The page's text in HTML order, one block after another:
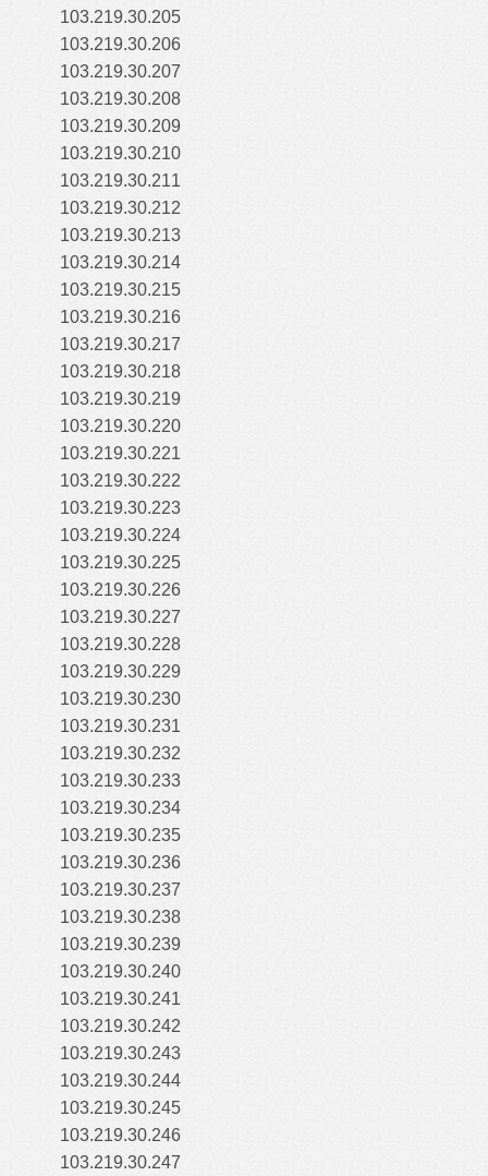
103.219.30.205
103.219.30.206
103.219.30.207
103.219.30.208
103.219.30.209
103.219.30.210
103.219.30.211
103.219.30.212
103.219.30.213
103.219.30.214
103.219.30.215
103.219.30.216
103.219.30.217
103.219.30.218
103.219.30.219
103.219.30.220
103.219.30.221
103.219.30.222
103.219.30.223
103.219.30.224
103.219.30.225
103.219.30.226
103.219.30.227
103.219.30.228
103.219.30.229
103.219.30.230
103.219.30.231
103.219.30.232
103.219.30.233
103.219.30.234
103.219.30.235
103.219.30.236
103.219.30.237
103.219.30.238
103.219.30.239
103.219.30.240
103.219.30.241
103.219.30.242
103.219.30.243
103.219.30.244
103.219.30.245
103.219.30.246
103.219.30.247